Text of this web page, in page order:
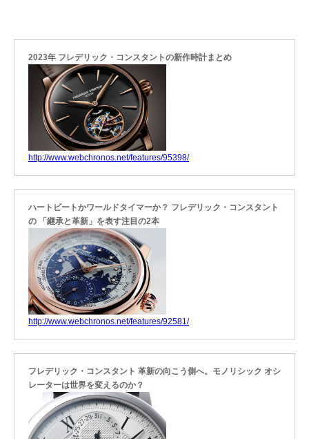
2023年 フレデリック・コンスタントの新作時計まとめ
http://www.webchronos.net/features/95398/
ハートビートかワールドタイマーか？ フレデリック・コンスタント
の 「継承と革新」を表す注目の2本
http://www.webchronos.net/features/92581/
フレデリック・コンスタント 革新の向こう側へ。モノリシック オシ
レーターは世界を変えるのか？